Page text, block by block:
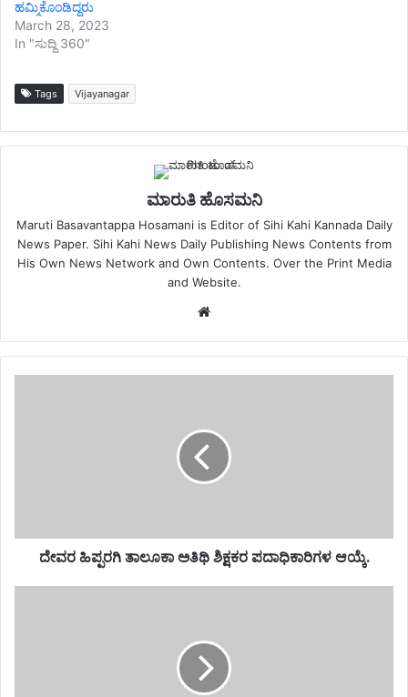
ಹಮ್ಮಿಕೊಂಡಿದ್ದರು
March 28, 2023
In "ಸುದ್ದಿ 360"
Tags Vijayanagar
ಮಾರುತಿ ಹೊಸಮನಿ
Maruti Basavantappa Hosamani is Editor of Sihi Kahi Kannada Daily
News Paper. Sihi Kahi News Daily Publishing News Contents from
His Own News Network and Own Contents. Over the Print Media
and Website.
Website
ದೇವರ ಹಿಪ್ಪರಗಿ ತಾಲೂಕಾ ಅತಿಥಿ ಶಿಕ್ಷಕರ ಪದಾಧಿಕಾರಿಗಳ ಆಯ್ಕೆ.